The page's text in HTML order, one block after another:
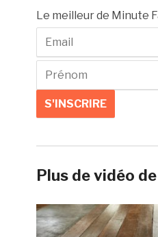
Le meilleur de Minute
Plus de vidéo